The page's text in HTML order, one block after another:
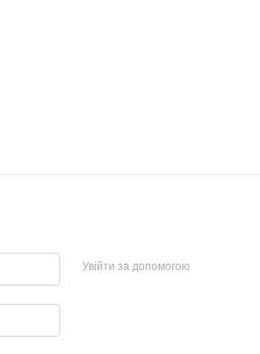
Увійти за допомогою